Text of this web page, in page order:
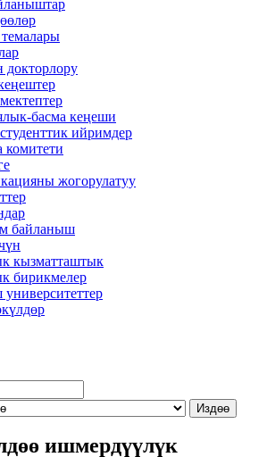
басма кеңеши
ийримдер
комитети
жогорулатуу
байланыш
кызматташтык
бирикмелер
ишмердүүлүк